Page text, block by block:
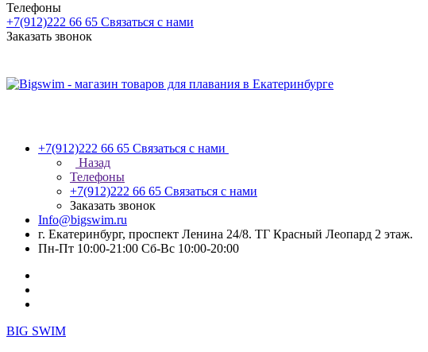
Телефоны
+7(912)222 66 65 Связаться с нами
Заказать звонок
+7(912)222 66 65 Связаться с нами
Назад
Телефоны
+7(912)222 66 65 Связаться с нами
Заказать звонок
Info@bigswim.ru
г. Екатеринбург, проспект Ленина 24/8. ТГ Красный Леопард 2 этаж.
Пн-Пт 10:00-21:00 Сб-Вс 10:00-20:00
BIG SWIM